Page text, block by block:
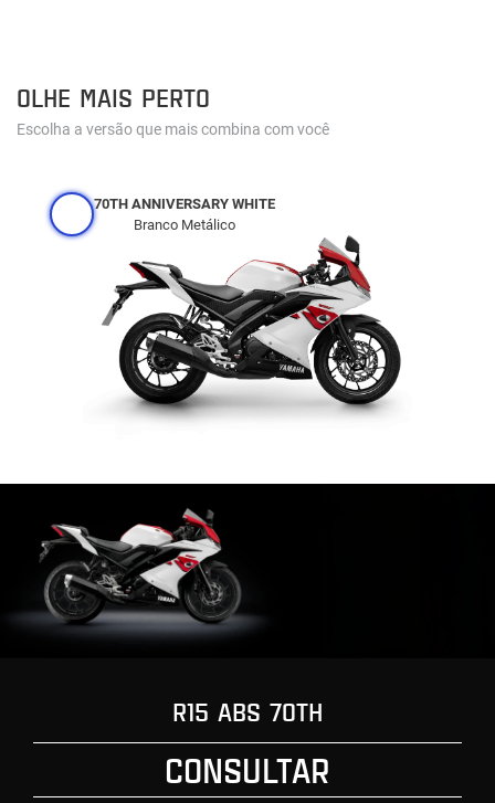
OLHE MAIS PERTO
Escolha a versão que mais combina com você
70TH ANNIVERSARY WHITE
Branco Metálico
R15 ABS 70TH
CONSULTAR